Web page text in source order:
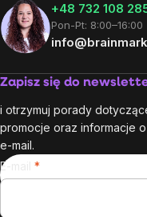
+48 732 108
Pon-Pt: 8:00–16:00
Zapisz się do
i otrzymuj porady
promocje oraz informacje
e-mail.
E-mail